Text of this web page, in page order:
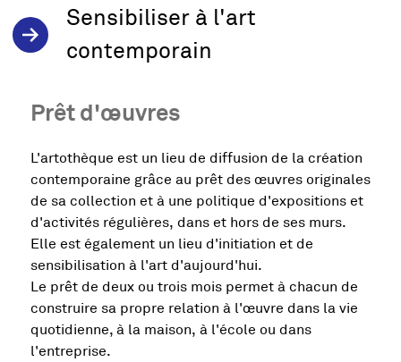
Sensibiliser à l'art
contemporain
Prêt d'œuvres
L'artothèque est un lieu de diffusion de la création
contemporaine grâce au prêt des œuvres originales
de sa collection et à une politique d'expositions et
d'activités régulières, dans et hors de ses murs.
Elle est également un lieu d'initiation et de
sensibilisation à l'art d'aujourd'hui.
Le prêt de deux ou trois mois permet à chacun de
construire sa propre relation à l'œuvre dans la vie
quotidienne, à la maison, à l'école ou dans
l'entreprise.